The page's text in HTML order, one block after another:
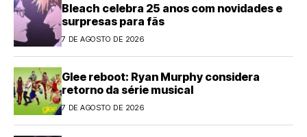
Bleach celebra 25 anos com novidades e
surpresas para fãs
7 DE AGOSTO DE 2026
Glee reboot: Ryan Murphy considera
retorno da série musical
7 DE AGOSTO DE 2026